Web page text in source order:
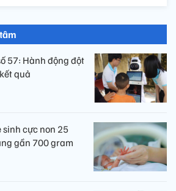
57: Hành động đột
quả
sinh cực non 25
gần 700 gram